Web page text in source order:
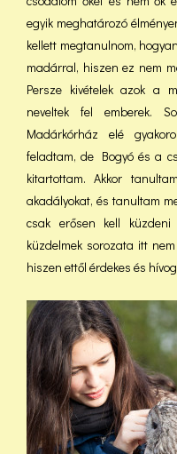
egyik meghatározó
kellett megtanulnom,
madárral, hiszen ez nem
Persze kivételek azok a
neveltek fel emberek.
Madárkórház elé
feladtam, de Bogyó és a
kitartottam. Akkor
akadályokat, és tanultam
csak erősen kell
küzdelmek sorozata itt
hiszen ettől érdekes és